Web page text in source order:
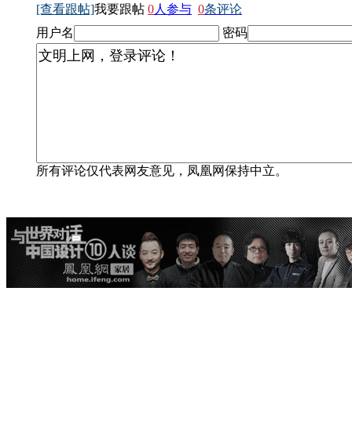
[查看跟帖]我要跟帖 0人参与 0条评论
用户名
密码
所有评论仅代表网友意见，凤凰网保持中立。